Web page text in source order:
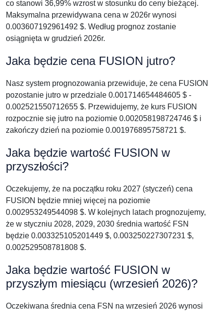
co stanowi 36,99% wzrost w stosunku do ceny bieżącej.
Maksymalna przewidywana cena w 2026r wynosi
0.003607192961492 $. Według prognoz zostanie
osiągnięta w grudzień 2026r.
Jaka będzie cena FUSION jutro?
Nasz system prognozowania przewiduje, że cena FUSION
pozostanie jutro w przedziale 0.001714654484605 $ -
0.002521550712655 $. Przewidujemy, że kurs FUSION
rozpocznie się jutro na poziomie 0.002058198724746 $ i
zakończy dzień na poziomie 0.001976895758721 $.
Jaka będzie wartość FUSION w
przyszłości?
Oczekujemy, że na początku roku 2027 (styczeń) cena
FUSION będzie mniej więcej na poziomie
0.002953249544098 $. W kolejnych latach prognozujemy,
że w styczniu 2028, 2029, 2030 średnia wartość FSN
będzie 0.003325105201449 $, 0.003250227307231 $,
0.002529508781808 $.
Jaka będzie wartość FUSION w
przyszłym miesiącu (wrzesień 2026)?
Oczekiwana średnia cena FSN na wrzesień 2026 wynosi